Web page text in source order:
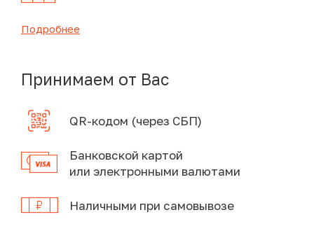
Подробнее
Принимаем от Вас
QR-кодом (через СБП)
Банковской картой
или электронными валютами
Наличными при самовывозе